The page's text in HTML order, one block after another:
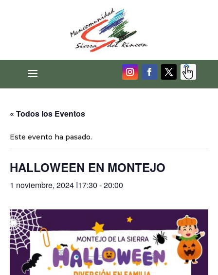
« Todos los Eventos
Este evento ha pasado.
HALLOWEEN EN MONTEJO
1 noviembre, 2024 I17:30 -20:00